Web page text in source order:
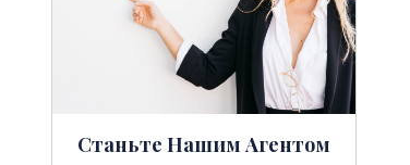
Станьте Нашим Агентом